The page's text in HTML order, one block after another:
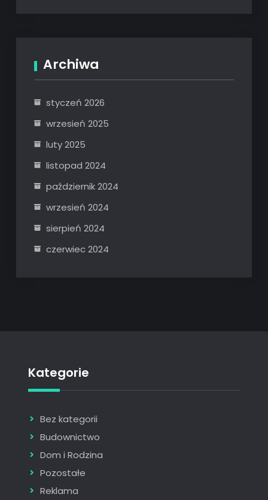
Archiwa
styczeń 2026
wrzesień 2025
luty 2025
listopad 2024
październik 2024
wrzesień 2024
sierpień 2024
czerwiec 2024
Kategorie
Bez kategorii
Budownictwo
Dom i Rodzina
Pozostałe
Reklama